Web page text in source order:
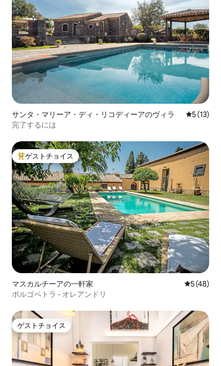
サンタ・マリーア・ディ・リコディーアのヴィラ レビュー
5 (13)
完了するには
大好評のゲストチョイスです。
ゲストチョイス
マスカルチーアの一軒家 レビュー
5 (48)
ボルゴペトラ - オレアンドリ
ゲストチョイス
ゲストチョイス